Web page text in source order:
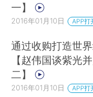
一】
2016年01月10日 APP打
通过收购打造世
【赵伟国谈紫光
二】
2016年01月10日 APP打